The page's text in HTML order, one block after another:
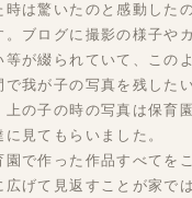
時は驚いたのと感動した
。ブログに撮影の様子や
等が綴られていて、この
で我が子の写真を残した
上の子の時の写真は保育
に見てもらいました。
園で作った作品すべてを
広げて見返すことが家で